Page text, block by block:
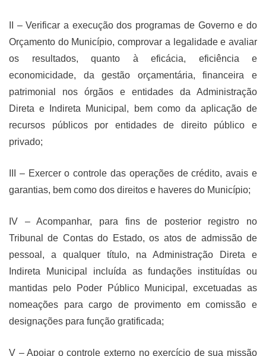
II – Verificar a execução dos programas de Governo e do
Orçamento do Município, comprovar a legalidade e avaliar
os resultados, quanto à eficácia, eficiência e
economicidade, da gestão orçamentária, financeira e
patrimonial nos órgãos e entidades da Administração
Direta e Indireta Municipal, bem como da aplicação de
recursos públicos por entidades de direito público e
privado;
III – Exercer o controle das operações de crédito, avais e
garantias, bem como dos direitos e haveres do Município;
IV – Acompanhar, para fins de posterior registro no
Tribunal de Contas do Estado, os atos de admissão de
pessoal, a qualquer título, na Administração Direta e
Indireta Municipal incluída as fundações instituídas ou
mantidas pelo Poder Público Municipal, excetuadas as
nomeações para cargo de provimento em comissão e
designações para função gratificada;
V – Apoiar o controle externo no exercício de sua missão